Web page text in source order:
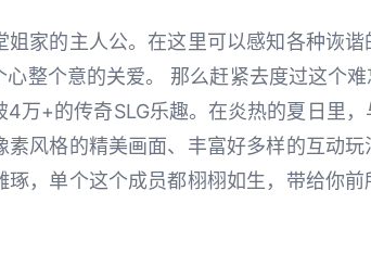
姐家的主人公。在这里可以感知各种诙
整个意的关爱。 那么赶紧去度过这个
万+的传奇SLG乐趣。在炎热的夏日里
素风格的精美画面、丰富好多样的互动
，单个这个成员都栩栩如生，带给你